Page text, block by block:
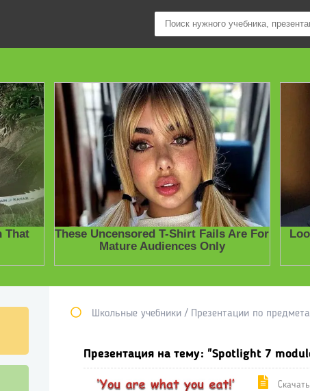
Школьные учебники / Презентации по
Презентация на тему: "Spotlight 7